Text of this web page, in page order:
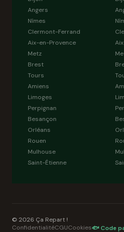
Angers
Nîmes
Clermont-Ferrand
Aix-en-Provence
Metz
Brest
Tours
Amiens
Limoges
Perpignan
Besançon
Orléans
Rouen
Mulhouse
Saint-Étienne
© 2026 Ça Repart !
ConfidentialitéCGUCookies🐟 Code